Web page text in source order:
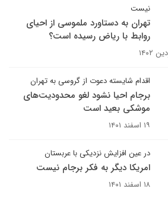
نیست
تهران به دستاورد ملموسی از احیای
روابط با ریاض رسیده است؟
اقدام شایسته دعوت از گروسی به تهران
برجام احیا نشود لغو محدودیت‌های
موشکی بعید است
۱۹ اسفند ۱۴۰۱
در عین افزایش نزدیکی با عربستان
امریکا دیگر به فکر برجام نیست
۱۸ اسفند ۱۴۰۱